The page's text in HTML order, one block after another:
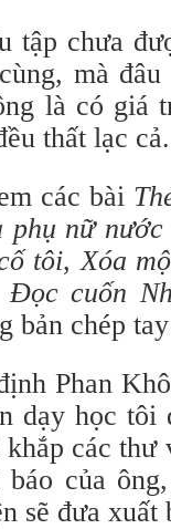
tập chưa
mà
là có giá
thất lạc cả.
các bài
phụ nữ nước
tôi, Xóa
Đọc cuốn
bản chép
Phan
dạy học tôi
các thư
báo của
sẽ đưa xuất